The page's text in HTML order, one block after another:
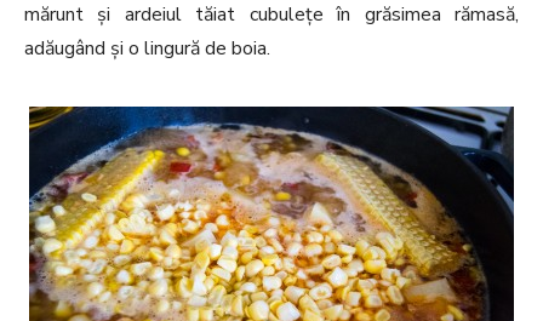
mărunt și ardeiul tăiat cubulețe în grăsimea rămasă,
adăugând și o lingură de boia.